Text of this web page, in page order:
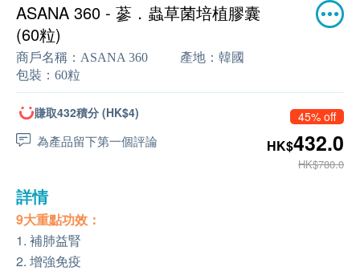
ASANA 360 - 蔘．蟲草菌培植膠囊
(60粒)
商戶名稱： ASANA 360 產地： 韓國
包裝： 60粒
賺取432積分 (HK$4)
為產品留下第一個評論
45% off
HK$432.0
HK$780.0
詳情
9大重點功效：
1. 補肺益腎
2. 增強免疫